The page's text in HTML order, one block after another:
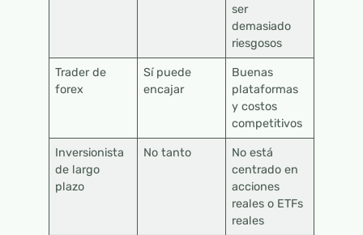
ser
demasiado
riesgosos
Trader de
forex
Sí puede
encajar
Buenas
plataformas
y costos
competitivos
Inversionista
de largo
plazo
No tanto
No está
centrado en
acciones
reales o ETFs
reales